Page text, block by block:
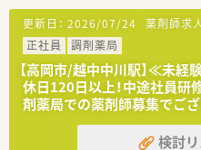
院の門前にある調剤薬局で
■内科や外科をはじめとし
均70枚ほど応需しています。
■幅広い疾患の患者様が来
の知識を習得できる環境で
【法人特徴について】
■全国に150店舗以上を展
手掛ける安定した大手企業
更新日： 2026/07/24 薬剤師求
正社員
調剤薬局
【高岡市/越中中川駅】≪未
休日120日以上！中途社員研
剤薬局での薬剤師募集でご
検討